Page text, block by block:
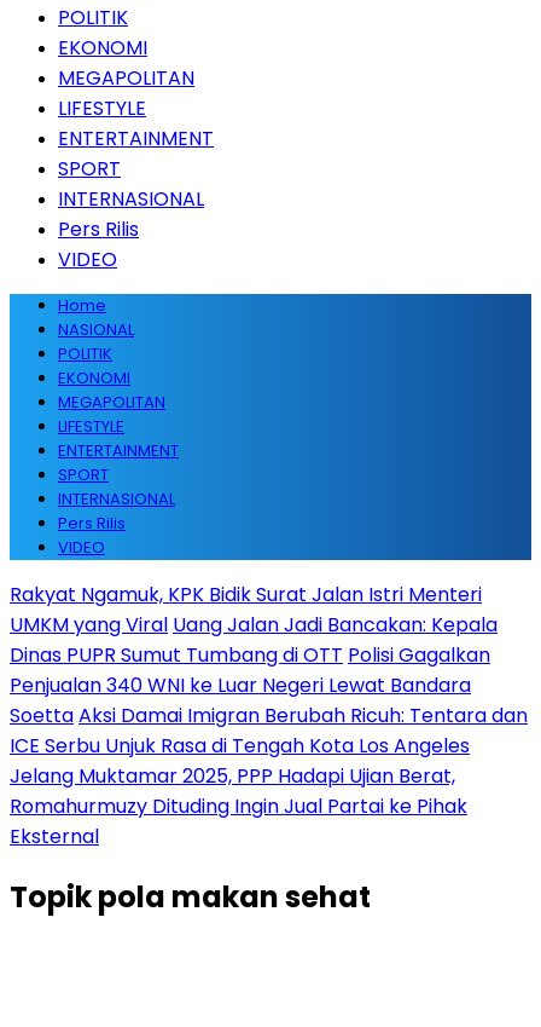
POLITIK
EKONOMI
MEGAPOLITAN
LIFESTYLE
ENTERTAINMENT
SPORT
INTERNASIONAL
Pers Rilis
VIDEO
Home
NASIONAL
POLITIK
EKONOMI
MEGAPOLITAN
LIFESTYLE
ENTERTAINMENT
SPORT
INTERNASIONAL
Pers Rilis
VIDEO
Rakyat Ngamuk, KPK Bidik Surat Jalan Istri Menteri
UMKM yang Viral Uang Jalan Jadi Bancakan: Kepala
Dinas PUPR Sumut Tumbang di OTT Polisi Gagalkan
Penjualan 340 WNI ke Luar Negeri Lewat Bandara
SoettaAksi Damai Imigran Berubah Ricuh: Tentara dan
ICE Serbu Unjuk Rasa di Tengah Kota Los Angeles
Jelang Muktamar 2025, PPP Hadapi Ujian Berat,
Romahurmuzy Dituding Ingin Jual Partai ke Pihak
Eksternal
Topikpola makan sehat